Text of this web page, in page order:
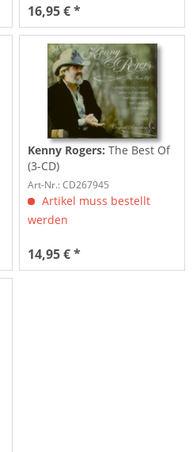
16,95 € *
Kenny Rogers:The Best Of
(3-CD)
Art-Nr.: CD267945
Artikel muss bestellt
werden
14,95 € *